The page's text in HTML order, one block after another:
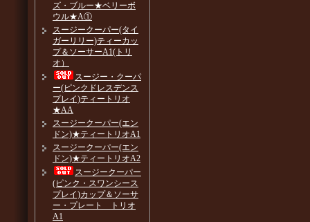
ズ・ブルー★ベリーボ
ウル★A①
スージークーパー(タイ
ガーリリー)ティーカッ
プ＆ソーサーA1(トリ
オ）
スージー・クーパ
ー(ピンクドレスデンス
プレイ)ティートリオ
★AA
スージークーパー(エン
ドン)★ティートリオA1
スージークーパー(エン
ドン)★ティートリオA2
スージークーパー
(ピンク・スワンシース
プレイ)カップ＆ソーサ
ー・プレート トリオ
A1